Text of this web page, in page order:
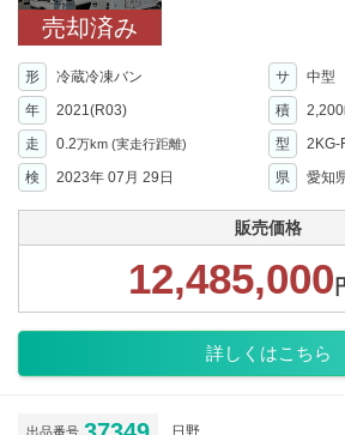
売却済み
形 冷蔵冷凍バン サ
中型
年
2021(R03) 積 2,200
走 0.2万km (実走行距離) 型
2KG-
検
2023年 07月 29日 県 愛知
販売価格
12,485,000
詳しくはこちら
出品番号 日野